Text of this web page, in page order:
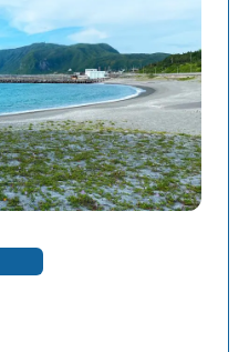
柱の神々を祀ってお
来となっています。
現在地に遷座され、
り「正一位」の神階
現在の本殿は1933
再建されたもので
、以下の12柱の神々